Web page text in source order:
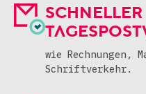
SCHNELLER
wie Rechnungen,
Schriftverkehr.